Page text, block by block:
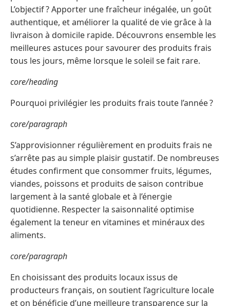
L’objectif ? Apporter une fraîcheur inégalée, un goût
authentique, et améliorer la qualité de vie grâce à la
livraison à domicile rapide. Découvrons ensemble les
meilleures astuces pour savourer des produits frais
tous les jours, même lorsque le soleil se fait rare.
core/heading
Pourquoi privilégier les produits frais toute l’année ?
core/paragraph
S’approvisionner régulièrement en produits frais ne
s’arrête pas au simple plaisir gustatif. De nombreuses
études confirment que consommer fruits, légumes,
viandes, poissons et produits de saison contribue
largement à la santé globale et à l’énergie
quotidienne. Respecter la saisonnalité optimise
également la teneur en vitamines et minéraux des
aliments.
core/paragraph
En choisissant des produits locaux issus de
producteurs français, on soutient l’agriculture locale
et on bénéficie d’une meilleure transparence sur la